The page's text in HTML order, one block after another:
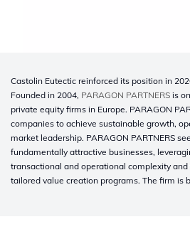
Castolin Eutectic reinforced its position in
Founded in 2004, PARAGON PARTNERS is
private equity firms in Europe. PARAGON
companies to achieve sustainable growth,
market leadership. PARAGON PARTNERS
fundamentally attractive businesses,
transactional and operational complexity
tailored value creation programs. The firm is